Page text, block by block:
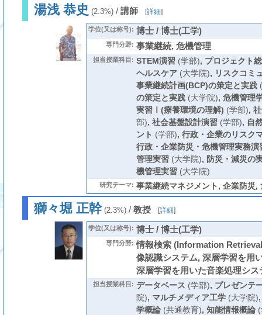
湯浅 恭史 (2.3%)/ 講師 [詳細]
学位(又は称号): 博士 / 博士(工学)
専門分野: 事業継続, 危機管理
担当授業科目: STEM演習(学部), プロジェクト
ヘルスケア(大学院), リスクコミ
事業継続計画(BCP)の策定と実践(
の策定と実践(大学院), 危機管理
実習Ⅰ(療養環境の理解) (学部),
部), 社会基盤設計演習(学部), 自
ント (学部), 行政・企業のリスク
行政・企業防災・危機管理実務演
管理実習(大学院), 防災・減災の
機管理実習(大学院)
研究テーマ: 事業継続マネジメント, 企業防災,
獅々堀 正幹(2.3%)/ 教授 [詳細]
学位(又は称号): 博士 / 博士(工学)
専門分野: 情報検索 (Information
像認識システム, 深層学習を用
深層学習を用いた音楽処理シス
担当授業科目: データベース (学部), プレゼンテ
院), マルチメディア工学(大学院)
学概論(共通教育), 知能情報概論(